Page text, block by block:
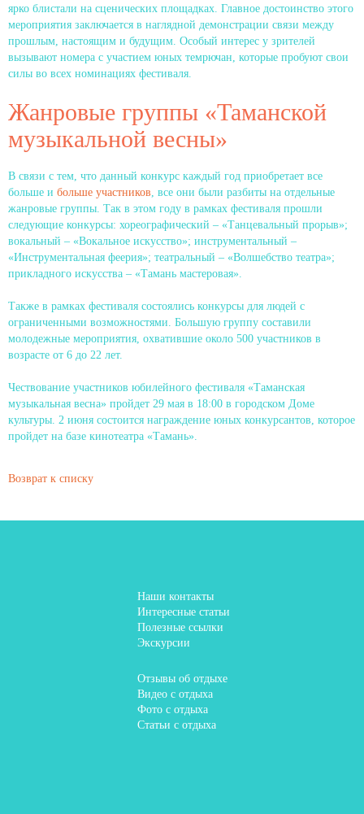
ярко блистали на сценических площадках. Главное достоинство этого
мероприятия заключается в наглядной демонстрации связи между
прошлым, настоящим и будущим. Особый интерес у зрителей
вызывают номера с участием юных темрючан, которые пробуют свои
силы во всех номинациях фестиваля.
Жанровые группы «Таманской
музыкальной весны»
В связи с тем, что данный конкурс каждый год приобретает все
больше и больше участников, все они были разбиты на отдельные
жанровые группы. Так в этом году в рамках фестиваля прошли
следующие конкурсы: хореографический – «Танцевальный прорыв»;
вокальный – «Вокальное искусство»; инструментальный –
«Инструментальная феерия»; театральный – «Волшебство театра»;
прикладного искусства – «Тамань мастеровая».
Также в рамках фестиваля состоялись конкурсы для людей с
ограниченными возможностями. Большую группу составили
молодежные мероприятия, охватившие около 500 участников в
возрасте от 6 до 22 лет.
Чествование участников юбилейного фестиваля «Таманская
музыкальная весна» пройдет 29 мая в 18:00 в городском Доме
культуры. 2 июня состоится награждение юных конкурсантов, которое
пройдет на базе кинотеатра «Тамань».
Возврат к списку
Наши контакты
Интересные статьи
Полезные ссылки
Экскурсии
Отзывы об отдыхе
Видео с отдыха
Фото с отдыха
Статьи с отдыха